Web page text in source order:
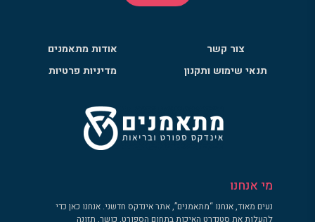
צור קשר
אודות מתאמנים
תנאי שימוש ותקנון
מדיניות פרטיות
מי אנחנו
נעים מאוד, אנחנו “מתאמנים”, אתר אינדקס חדשני. אנחנו כאן כדי
להעלות את סטנדרט האיכות בתחום הספורט, כושר, תזונה